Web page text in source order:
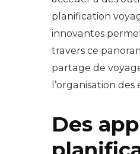
planification
innovantes
travers ce
partage de
l’organisation des
Des